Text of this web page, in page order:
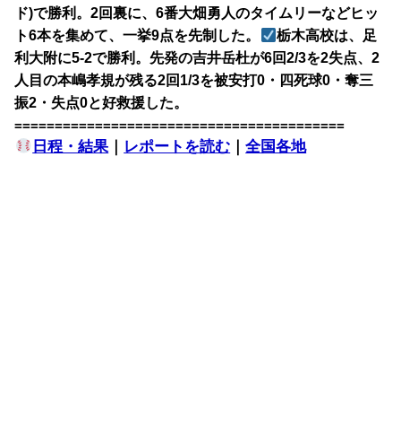
ド)で勝利。2回裏に、6番大畑勇人のタイムリーなどヒッ
ト6本を集めて、一挙9点を先制した。
栃木高校は、足
利大附に5-2で勝利。先発の吉井岳杜が6回2/3を2失点、2
人目の本嶋孝規が残る2回1/3を被安打0・四死球0・奪三
振2・失点0と好救援した。
=========================================
日程・結果｜ レポートを読む ｜全国各地